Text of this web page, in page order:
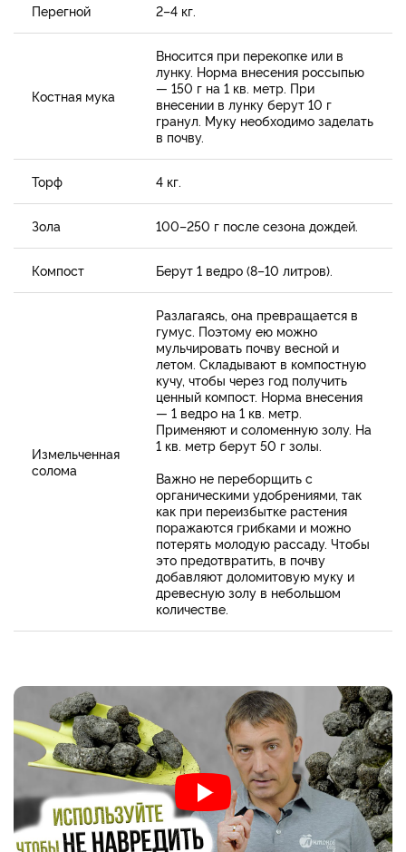
Перегной 2–4 кг.
Костная мука
Вносится при перекопке или в
лунку. Норма внесения россыпью
— 150 г на 1 кв. метр. При
внесении в лунку берут 10 г
гранул. Муку необходимо заделать
в почву.
Торф 4 кг.
Зола 100–250 г после сезона дождей.
Компост Берут 1 ведро (8–10 литров).
Измельченная
солома
Разлагаясь, она превращается в
гумус. Поэтому ею можно
мульчировать почву весной и
летом. Складывают в компостную
кучу, чтобы через год получить
ценный компост. Норма внесения
— 1 ведро на 1 кв. метр.
Применяют и соломенную золу. На
1 кв. метр берут 50 г золы.
Важно не переборщить с
органическими удобрениями, так
как при переизбытке растения
поражаются грибками и можно
потерять молодую рассаду. Чтобы
это предотвратить, в почву
добавляют доломитовую муку и
древесную золу в небольшом
количестве.